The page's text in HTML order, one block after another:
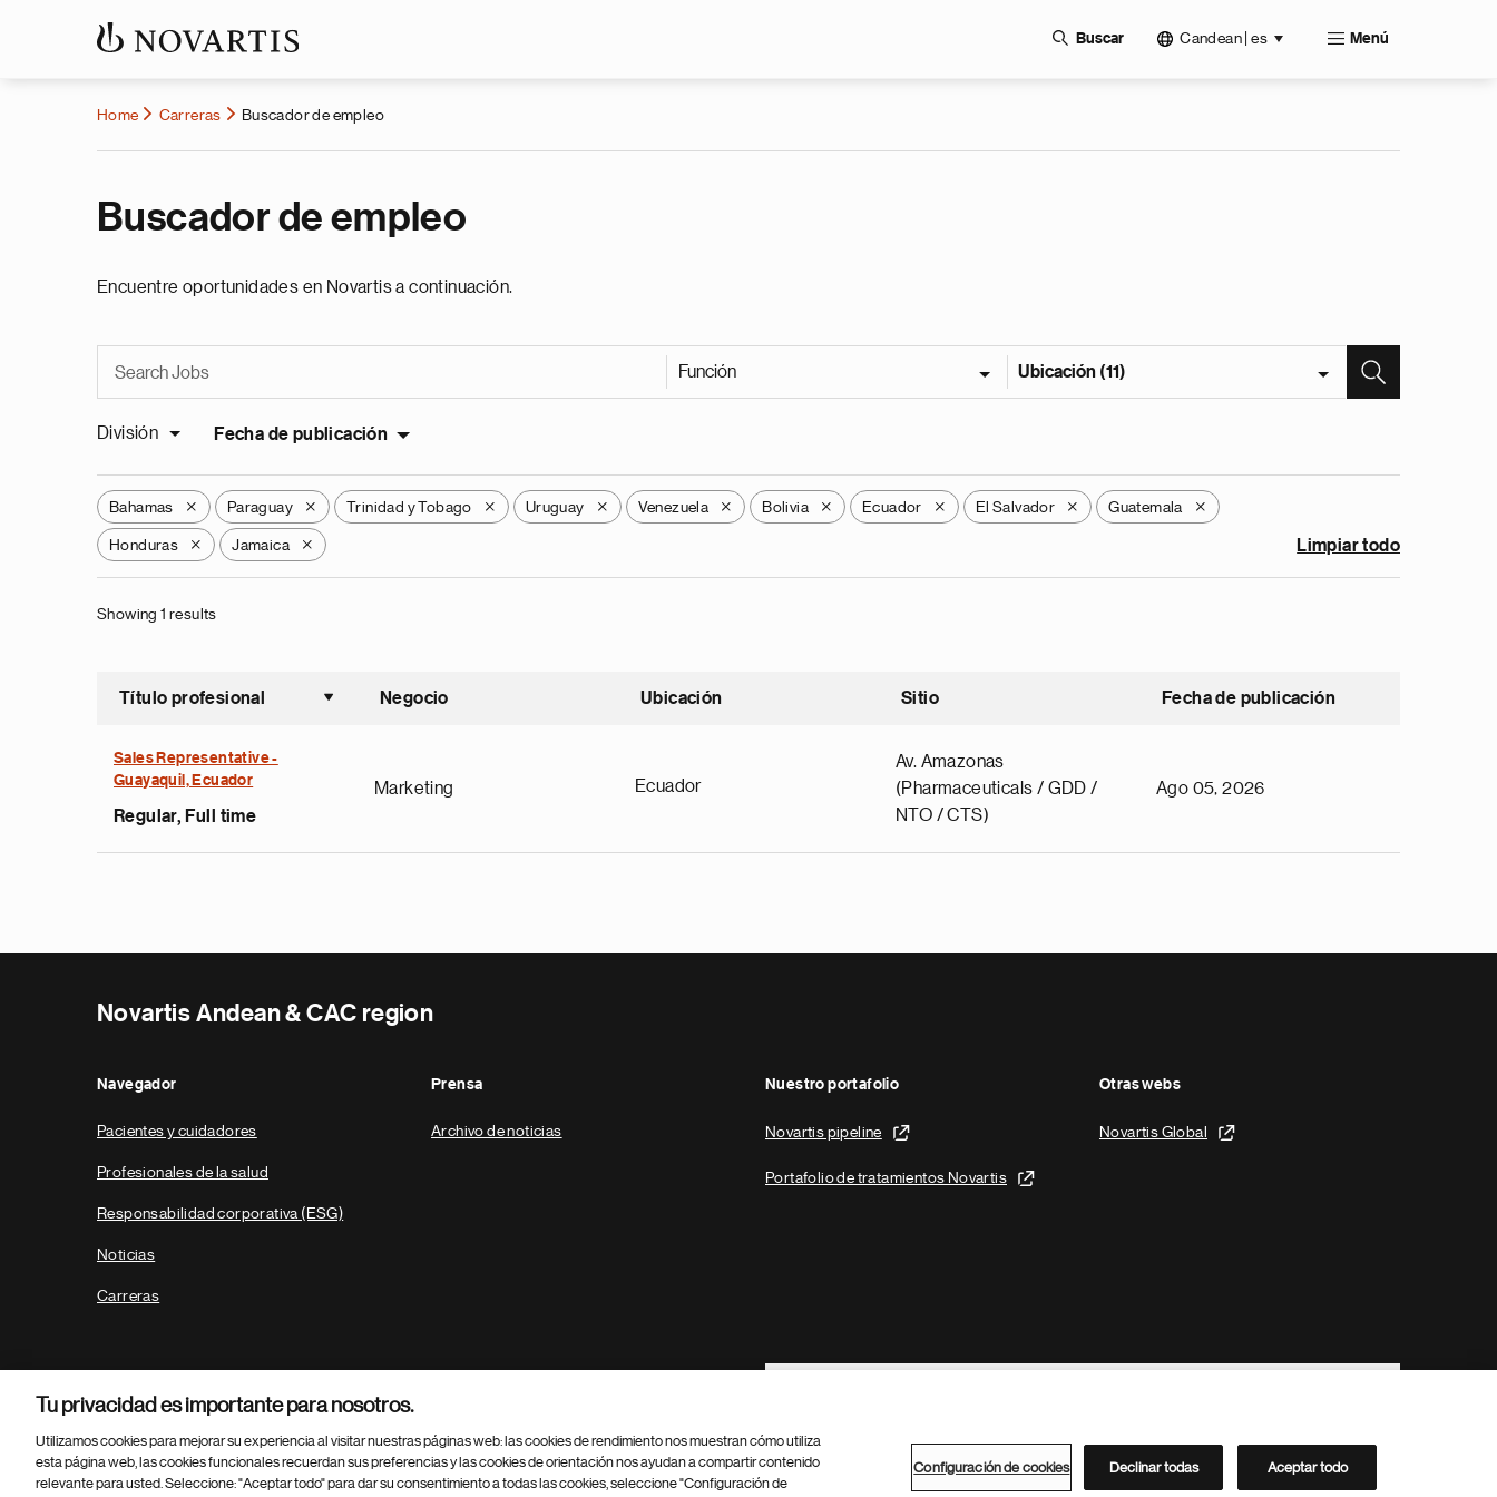
Buscar Candean | es Menú
Home Carreras Buscador de empleo
Buscador de empleo
Encuentre oportunidades en Novartis a continuación.
Función Ubicación (11)
División Fecha de publicación
Bahamas X Paraguay X Trinidad y Tobago X Uruguay X Venezuela X Bolivia X Ecuador X El Salvador X Guatemala X
Honduras X Jamaica X Limpiar todo
Showing 1 results
Título profesional
Ordenar ascendente
Negocio Ubicación Sitio Fecha de publicación
Sales Representative -
Guayaquil, Ecuador
Regular, Full time
Marketing Ecuador
Av. Amazonas
(Pharmaceuticals / GDD /
NTO / CTS)
Ago 05, 2026
Novartis Andean & CAC region
Navegador
Pacientes y cuidadores
Profesionales de la salud
Responsabilidad corporativa (ESG)
Noticias
Carreras
Prensa
Archivo de noticias
Nuestro portafolio
Novartis pipeline
Portafolio de tratamientos Novartis
Otras webs
Novartis Global
Footer Site Search
Parte
© 2026 Novartis AG Directorio de Novartis
Tu privacidad es importante para nosotros.
Utilizamos cookies para mejorar su experiencia al visitar nuestras páginas web: las cookies de rendimiento nos muestran cómo utiliza
esta página web, las cookies funcionales recuerdan sus preferencias y las cookies de orientación nos ayudan a compartir contenido
relevante para usted. Seleccione: "Aceptar todo" para dar su consentimiento a todas las cookies, seleccione "Configuración de
Configuración de cookies Declinar todas Aceptar todo